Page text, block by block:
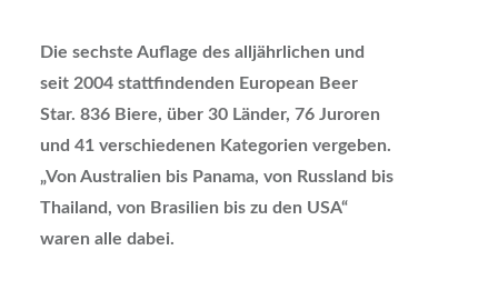
Die sechste Auflage des alljährlichen und
seit 2004 stattfindenden European Beer
Star. 836 Biere, über 30 Länder, 76 Juroren
und 41 verschiedenen Kategorien vergeben.
„Von Australien bis Panama, von Russland bis
Thailand, von Brasilien bis zu den USA“
waren alle dabei.